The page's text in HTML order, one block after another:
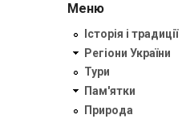
Меню
Історія і традиції
Регіони України
Тури
Пам'ятки
Природа